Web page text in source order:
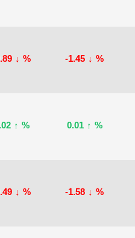
↓ % -1.45 ↓ %
↑ % 0.01 ↑ %
↓ % -1.58 ↓ %